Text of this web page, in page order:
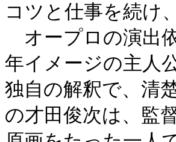
コツと仕事を続け
オープロの演出
年イメージの主人
独自の解釈で、清
の才田俊次は、監